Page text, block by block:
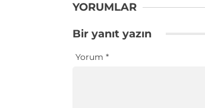
YORUMLAR
Bir yanıt yazın
Yorum *